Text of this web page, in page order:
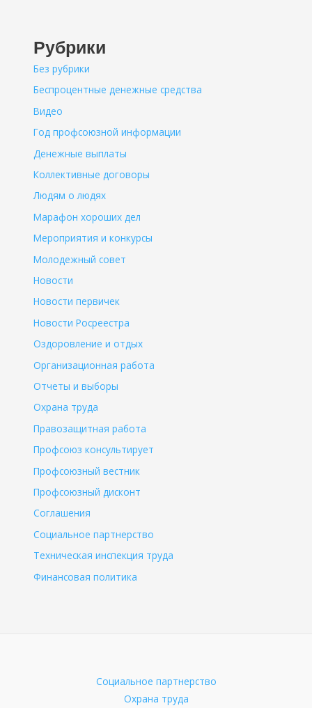
Рубрики
Без рубрики
Беспроцентные денежные средства
Видео
Год профсоюзной информации
Денежные выплаты
Коллективные договоры
Людям о людях
Марафон хороших дел
Мероприятия и конкурсы
Молодежный совет
Новости
Новости первичек
Новости Росреестра
Оздоровление и отдых
Организационная работа
Отчеты и выборы
Охрана труда
Правозащитная работа
Профсоюз консультирует
Профсоюзный вестник
Профсоюзный дисконт
Соглашения
Социальное партнерство
Техническая инспекция труда
Финансовая политика
Социальное партнерство
Охрана труда